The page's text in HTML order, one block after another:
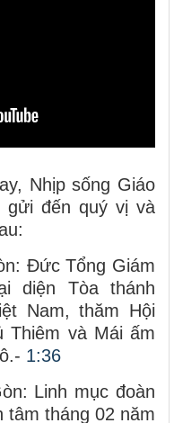
Nhịp sống Giáo
gửi đến quý vị và
Đức Tổng Giám
diện Tòa thánh
Nam, thăm Hội
Thiêm và Mái ấm
1:36
Linh mục đoàn
tâm tháng 02 năm